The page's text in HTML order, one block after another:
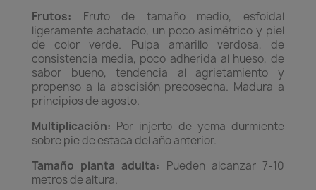
Frutos: Fruto de tamaño medio, esfoidal
ligeramente achatado, un poco asimétrico y piel
de color verde. Pulpa amarillo verdosa, de
consistencia media, poco adherida al hueso, de
sabor bueno, tendencia al agrietamiento y
propenso a la abscisión precosecha. Madura a
principios de agosto.
Multiplicación: Por injerto de yema durmiente
sobre pie de estaca del año anterior.
Tamaño planta adulta: Pueden alcanzar 7-10
metros de altura.